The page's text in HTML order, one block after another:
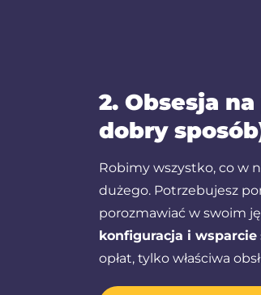
2. Obsesja
dobry
Robimy wszystko, co w
dużego. Potrzebujesz
porozmawiać w swoim
konfiguracja i wsparcie
opłat, tylko właściwa